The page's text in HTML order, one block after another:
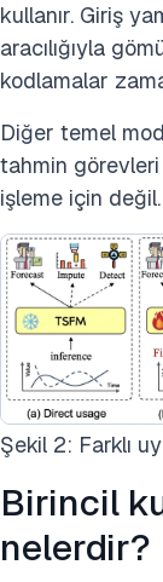
kullanır. Giriş
aracılığıyla
kodlamalar
Diğer temel
tahmin görevleri
işleme için değil.
Şekil 2: Farklı
Birincil
nelerdir?